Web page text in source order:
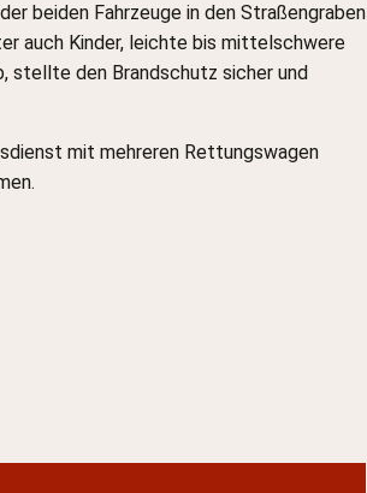
beiden Fahrzeuge in den Straßengraben
auch Kinder, leichte bis mittelschwere
stellte den Brandschutz sicher und
mit mehreren Rettungswagen